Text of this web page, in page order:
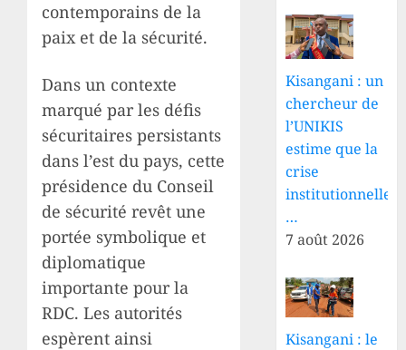
contemporains de la
paix et de la sécurité.
Dans un contexte
marqué par les défis
sécuritaires persistants
dans l’est du pays, cette
présidence du Conseil
de sécurité revêt une
portée symbolique et
diplomatique
importante pour la
RDC. Les autorités
espèrent ainsi
Kisangani : un
chercheur de
l’UNIKIS
estime que la
crise
institutionnelle
…
7 août 2026
Kisangani : le